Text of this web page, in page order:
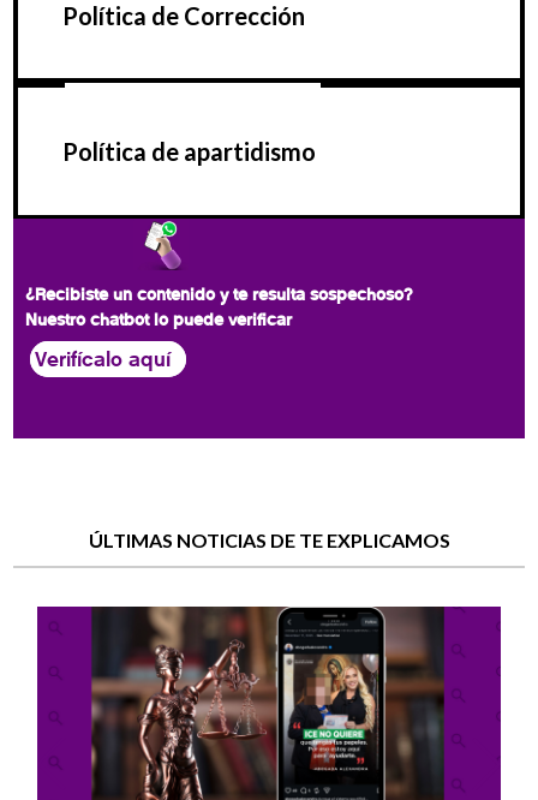
Política de Corrección
Política de apartidismo
¿Recibiste un contenido y te resulta sospechoso?
Nuestro chatbot lo puede verificar
Verifícalo aquí
ÚLTIMAS NOTICIAS DE TE EXPLICAMOS